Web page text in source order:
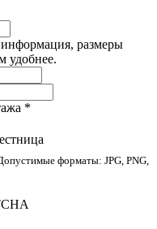
информация, размеры
удобнее.
*
форматы: JPG, PNG,